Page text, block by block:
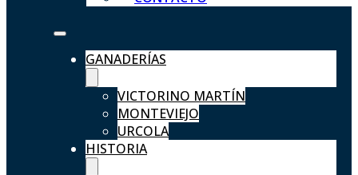
GANADERÍAS
VICTORINO MARTÍN
MONTEVIEJO
URCOLA
HISTORIA